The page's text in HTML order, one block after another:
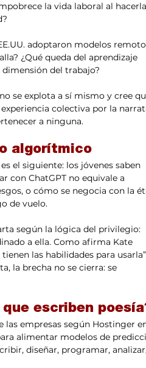
la vida laboral al hacerla
adoptaron modelos
¿Qué queda del aprendizaje
del trabajo?
se explota a sí mismo y cree
colectiva por la
a ninguna.
algorítmico
el siguiente: los jóvenes saben
con ChatGPT no equivale a
o cómo se negocia con la
de vuelo.
según la lógica del privilegio:
a ella. Como afirma Kate
las habilidades para
la brecha no se cierra: se
escriben
las empresas según Hostinger
alimentar modelos de
diseñar, programar,